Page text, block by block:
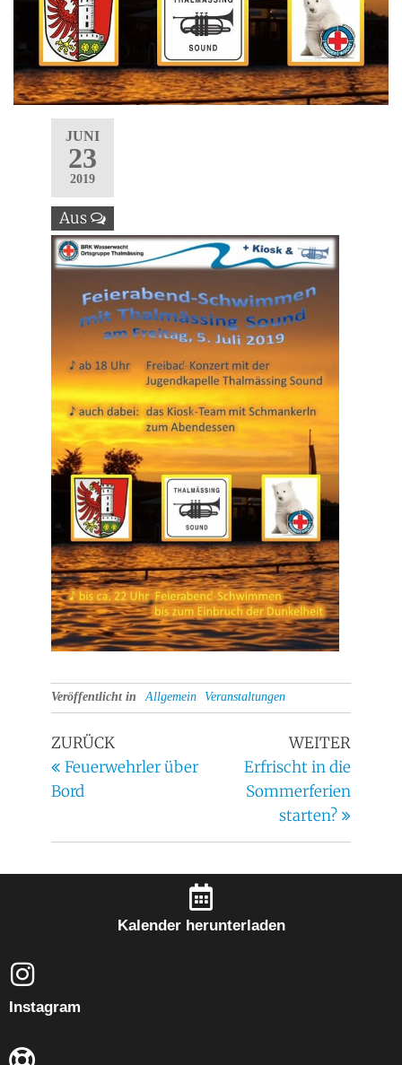
JUNI
23
2019
Aus
Veröffentlicht in Allgemein Veranstaltungen
ZURÜCK
Feuerwehrler über
Bord
WEITER
Erfrischt in die
Sommerferien
starten?
Kalender herunterladen
Instagram